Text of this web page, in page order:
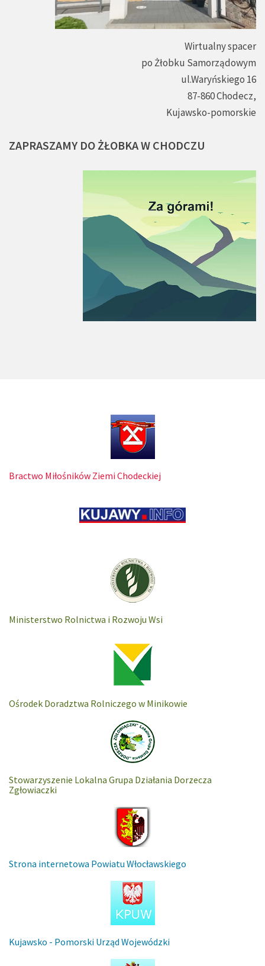
Wirtualny spacer
po Żłobku Samorządowym
ul.Waryńskiego 16
87-860 Chodecz,
Kujawsko-pomorskie
ZAPRASZAMY DOŻŁOBKAW CHODCZU
Bractwo Miłośników Ziemi Chodeckiej
Ministerstwo Rolnictwa i Rozwoju Wsi
Ośrodek Doradztwa Rolniczego w Minikowie
Stowarzyszenie Lokalna Grupa Działania Dorzecza
Zgłowiaczki
Strona internetowa Powiatu Włocławskiego
Kujawsko - Pomorski Urząd Wojewódzki